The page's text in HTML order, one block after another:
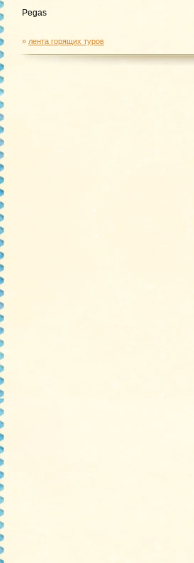
Pegas
» лента горящих туров